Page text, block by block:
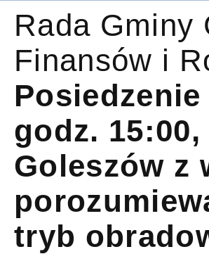
Rada Gminy
Finansów i
godz.
Goleszów z
tryb